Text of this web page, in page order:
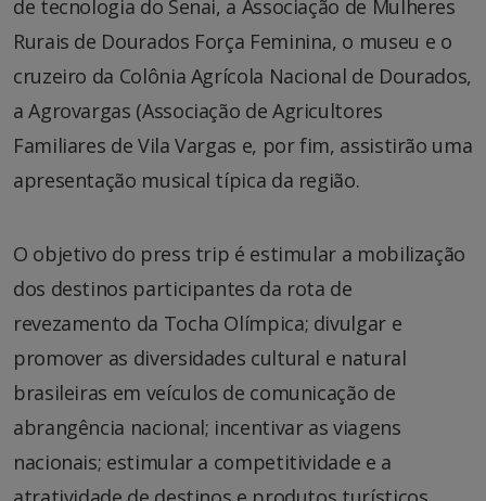
de tecnologia do Senai, a Associação de Mulheres
Rurais de Dourados Força Feminina, o museu e o
cruzeiro da Colônia Agrícola Nacional de Dourados,
a Agrovargas (Associação de Agricultores
Familiares de Vila Vargas e, por fim, assistirão uma
apresentação musical típica da região.
O objetivo do press trip é estimular a mobilização
dos destinos participantes da rota de
revezamento da Tocha Olímpica; divulgar e
promover as diversidades cultural e natural
brasileiras em veículos de comunicação de
abrangência nacional; incentivar as viagens
nacionais; estimular a competitividade e a